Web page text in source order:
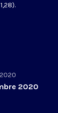
2020